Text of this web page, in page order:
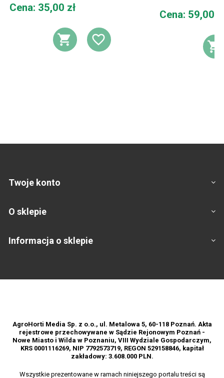
Cena
Cena: 35,00 zł
DODAJ DO KOSZYKA
DODAJ DO
Cena
Cena: 59,00
Twoje konto
O sklepie
Informacja o sklepie
AgroHorti Media Sp. z o.o., ul. Metalowa 5, 60-118 Poznań. Akta
rejestrowe przechowywane w Sądzie Rejonowym Poznań -
Nowe Miasto i Wilda w Poznaniu, VIII Wydziale Gospodarczym,
KRS 0001116269, NIP 7792573719, REGON 529158846, kapitał
zakładowy: 3.608.000 PLN.
Wszystkie prezentowane w ramach niniejszego portalu treści są